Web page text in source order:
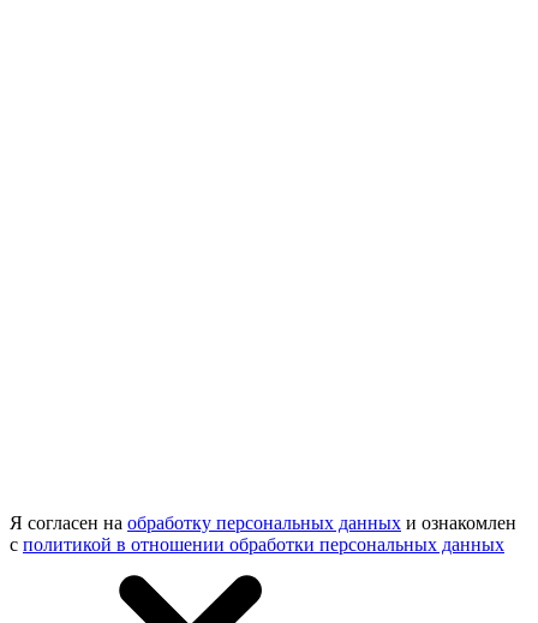
Я согласен на обработку персональных данных и ознакомлен
с политикой в отношении обработки персональных данных